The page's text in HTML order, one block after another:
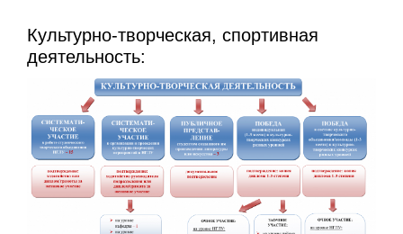
Культурно-творческая, спортивная
деятельность: